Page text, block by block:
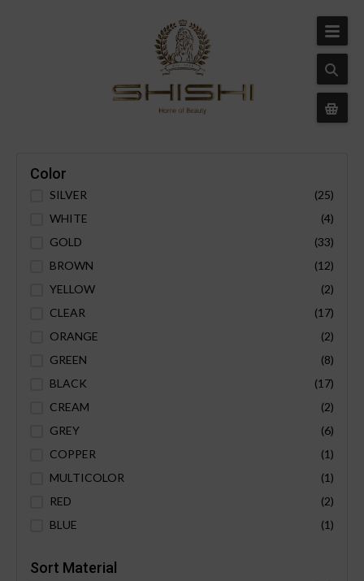
Color
SILVER
(25)
WHITE
(4)
GOLD
(33)
BROWN
(12)
YELLOW
(2)
CLEAR
(17)
ORANGE
(2)
GREEN
(8)
BLACK
(17)
CREAM
(2)
GREY
(6)
COPPER
(1)
MULTICOLOR
(1)
RED
(2)
BLUE
(1)
Sort Material